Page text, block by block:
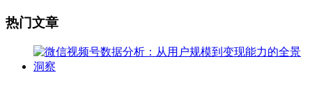
热门文章